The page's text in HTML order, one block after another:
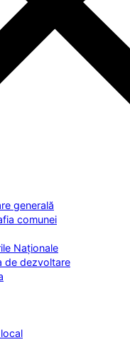
generală
comunei
Naționale
de dezvoltare